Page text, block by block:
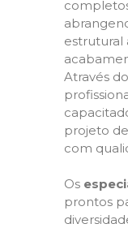
estrutural
Através
projeto
com
Os
prontos